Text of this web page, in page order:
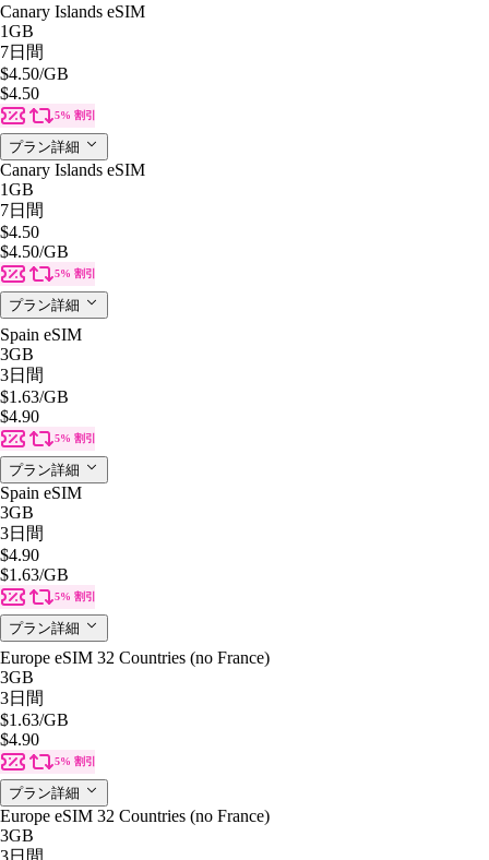
Canary Islands eSIM
1GB
7日間
$4.50/GB
$4.50
5% 割引
プラン詳細
Canary Islands eSIM
1GB
7日間
$4.50
$4.50/GB
5% 割引
プラン詳細
Spain eSIM
3GB
3日間
$1.63/GB
$4.90
5% 割引
プラン詳細
Spain eSIM
3GB
3日間
$4.90
$1.63/GB
5% 割引
プラン詳細
Europe eSIM 32 Countries (no France)
3GB
3日間
$1.63/GB
$4.90
5% 割引
プラン詳細
Europe eSIM 32 Countries (no France)
3GB
3日間